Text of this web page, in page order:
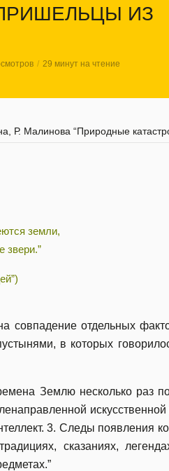
ИЗ
29 минут на чтение
Р. Малинова “Природные
земли,
звери.”
совпадение отдельных
в которых
Землю несколько раз
3. Следы появления
сказаниях,